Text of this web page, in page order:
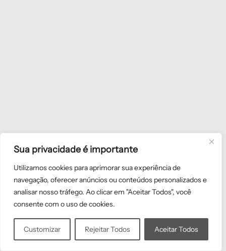
Sua privacidade é importante
Utilizamos cookies para aprimorar sua experiência de
navegação, oferecer anúncios ou conteúdos personalizados e
analisar nosso tráfego. Ao clicar em "Aceitar Todos", você
consente com o uso de cookies.
Customizar Rejeitar Todos Aceitar Todos